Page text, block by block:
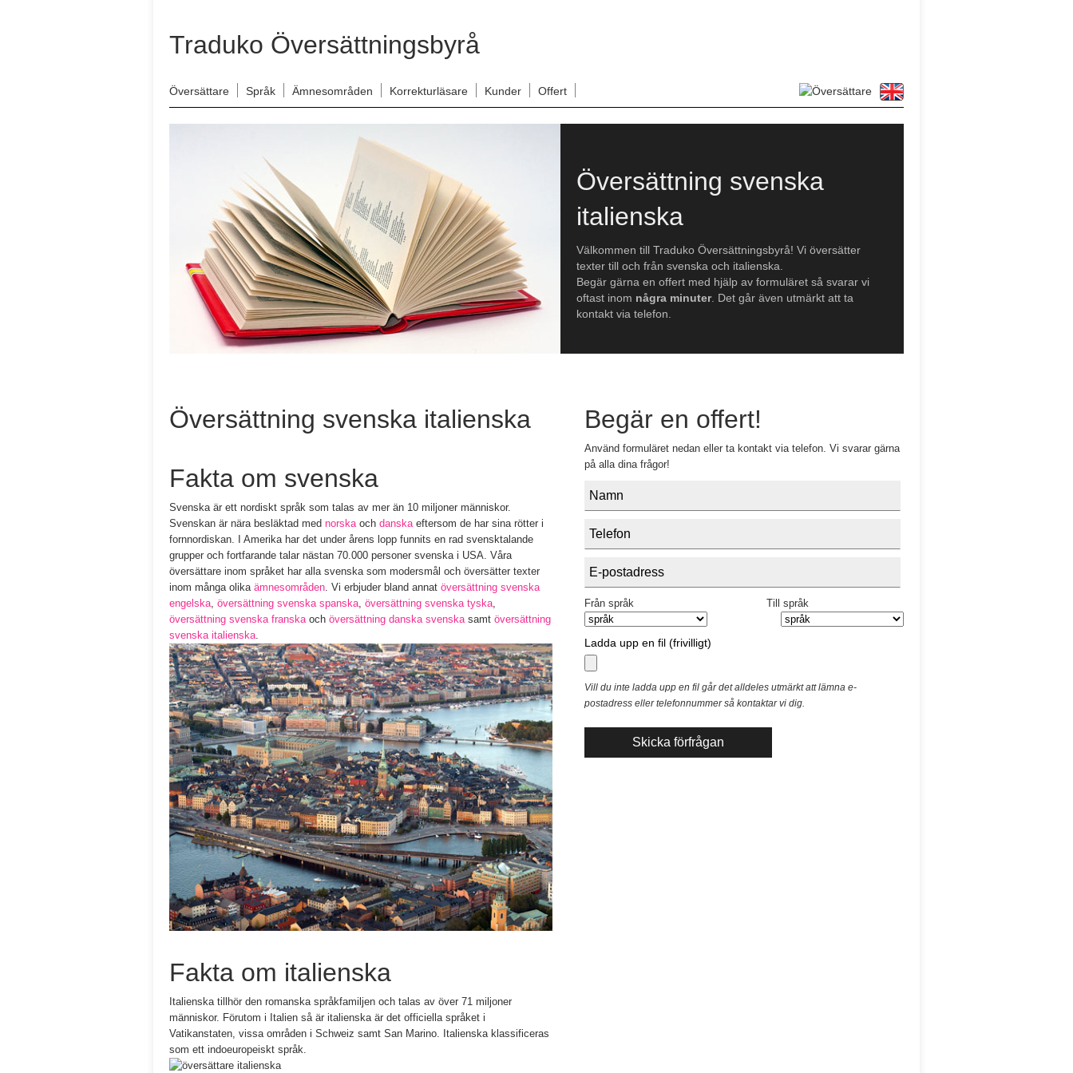
Traduko Översättningsbyrå
Översättare Språk Ämnesområden Korrekturläsare Kunder Offert
Översättning svenska
italienska
Välkommen till Traduko Översättningsbyrå! Vi översätter
texter till och från svenska och italienska.
Begär gärna en offert med hjälp av formuläret så svarar vi
oftast inom några minuter. Det går även utmärkt att ta
kontakt via telefon.
Översättning svenska italienska
Fakta om svenska
Svenska är ett nordiskt språk som talas av mer än 10 miljoner människor.
Svenskan är nära besläktad med norskaoch danskaeftersom de har sina rötter i
fornnordiskan. I Amerika har det under årens lopp funnits en rad svensktalande
grupper och fortfarande talar nästan 70.000 personer svenska i USA. Våra
översättare inom språket har alla svenska som modersmål och översätter texter
inom många olika ämnesområden. Vi erbjuder bland annat översättning svenska
engelska, översättning svenska spanska, översättning svenska tyska,
översättning svenska franskaoch översättning danska svenskasamt översättning
svenska italienska.
Fakta om italienska
Italienska tillhör den romanska språkfamiljen och talas av över 71 miljoner
människor. Förutom i Italien så är italienska är det officiella språket i
Vatikanstaten, vissa områden i Schweiz samt San Marino. Italienska klassificeras
som ett indoeuropeiskt språk.
Begär en offert!
Använd formuläret nedan eller ta kontakt via telefon. Vi svarar gärna
på alla dina frågor!
Från språk Till språk
Ladda upp en fil (frivilligt)
Vill du inte ladda upp en fil går det alldeles utmärkt att lämna e-
postadress eller telefonnummer så kontaktar vi dig.